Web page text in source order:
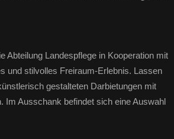
Abteilung Landespflege in Kooperation mit
und stilvolles Freiraum-Erlebnis. Lassen
gestalteten Darbietungen mit
Im Ausschank befindet sich eine Auswahl